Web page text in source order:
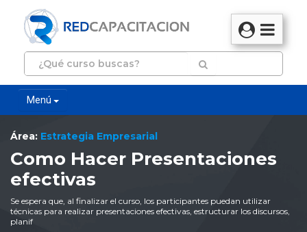
Menú
Área: Estrategia Empresarial
Como Hacer Presentaciones
efectivas
Se espera que, al finalizar el curso, los participantes puedan utilizar
técnicas para realizar presentaciones efectivas, estructurar los discursos,
planif